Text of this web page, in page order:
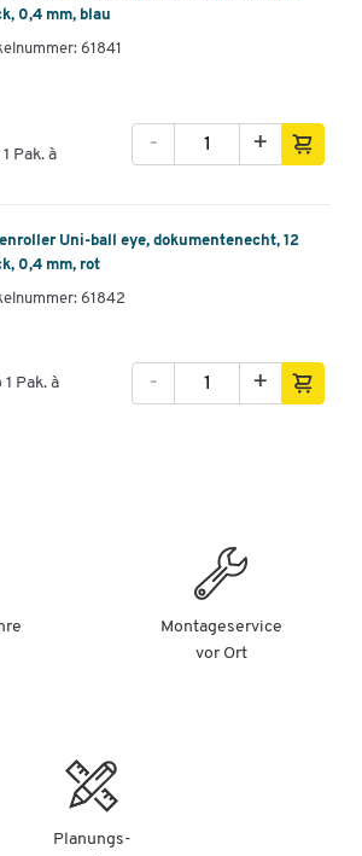
0,4 mm, blau
61841
Pak. à
+
-
Uni-ball eye, dokumentenecht, 12
0,4 mm, rot
61842
Pak. à
+
-
Montageservice
vor Ort
Planungs-